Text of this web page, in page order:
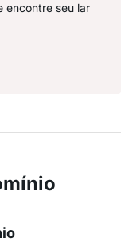
encontre seu lar